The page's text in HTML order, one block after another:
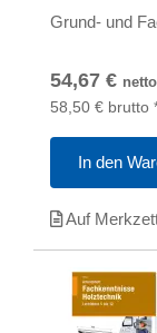
Grund- und
54,67 € netto
58,50 € brutto
In den
Auf